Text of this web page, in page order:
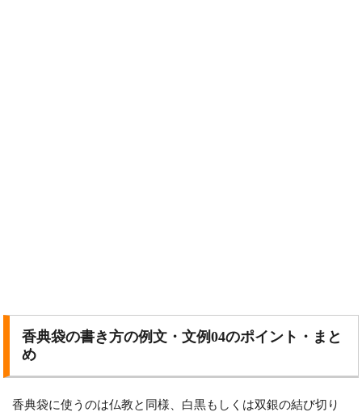
香典袋の書き方の例文・文例04のポイント・まと
め
香典袋に使うのは仏教と同様、白黒もしくは双銀の結び切り